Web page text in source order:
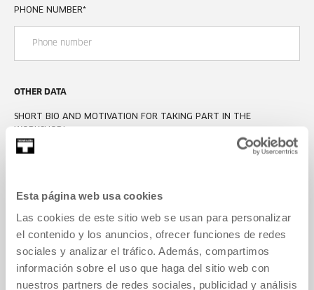
Esta página web usa cookies
Las cookies de este sitio web se usan para personalizar
el contenido y los anuncios, ofrecer funciones de redes
sociales y analizar el tráfico. Además, compartimos
información sobre el uso que haga del sitio web con
nuestros partners de redes sociales, publicidad y análisis
PHONE NUMBER*
OTHER DATA
SHORT BIO AND MOTIVATION FOR TAKING PART IN THE